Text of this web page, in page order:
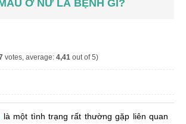
Ở NỮ LÀ BỆNH GÌ?
votes, average: 4,41 out of 5)
là một tình trạng rất thường gặp liên quan